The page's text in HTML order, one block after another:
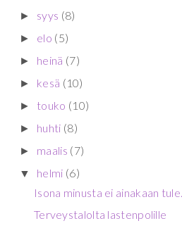
► syys (8)
► elo (5)
► heinä (7)
► kesä (10)
► touko (10)
► huhti (8)
► maalis (7)
▼ helmi (6)
Isona minusta ei ainakaan tule...
Terveystalolta lastenpolille